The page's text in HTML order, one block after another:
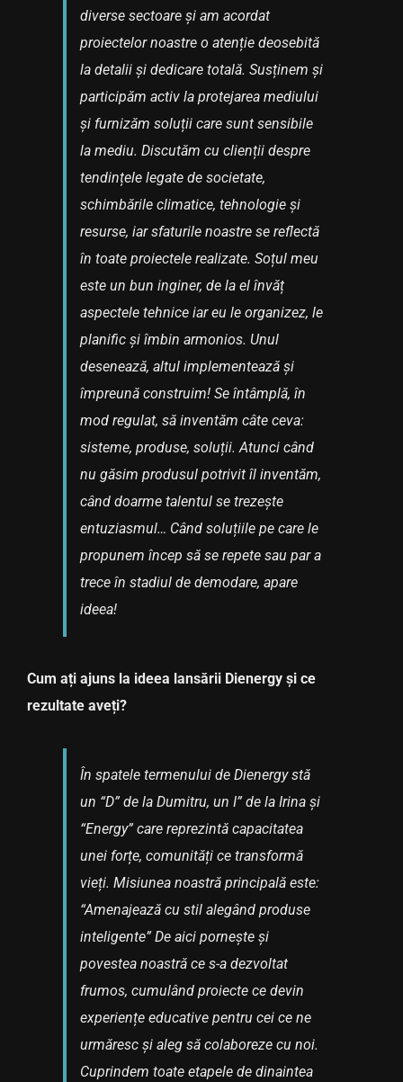
diverse sectoare și am acordat
proiectelor noastre o atenție deosebită
la detalii și dedicare totală. Susținem și
participăm activ la protejarea mediului
și furnizăm soluții care sunt sensibile
la mediu. Discutăm cu clienții despre
tendințele legate de societate,
schimbările climatice, tehnologie și
resurse, iar sfaturile noastre se reflectă
în toate proiectele realizate. Soțul meu
este un bun inginer, de la el învăț
aspectele tehnice iar eu le organizez, le
planific și îmbin armonios. Unul
desenează, altul implementează și
împreună construim! Se întâmplă, în
mod regulat, să inventăm câte ceva:
sisteme, produse, soluții. Atunci când
nu găsim produsul potrivit îl inventăm,
când doarme talentul se trezește
entuziasmul… Când soluțiile pe care le
propunem încep să se repete sau par a
trece în stadiul de demodare, apare
ideea!
Cum ați ajuns la ideea lansării Dienergy și ce
rezultate aveți?
În spatele termenului de Dienergy stă
un “D” de la Dumitru, un I” de la Irina și
“Energy” care reprezintă capacitatea
unei forțe, comunități ce transformă
vieți. Misiunea noastră principală este:
“Amenajează cu stil alegând produse
inteligente” De aici pornește și
povestea noastră ce s-a dezvoltat
frumos, cumulând proiecte ce devin
experiențe educative pentru cei ce ne
urmăresc și aleg să colaboreze cu noi.
Cuprindem toate etapele de dinaintea